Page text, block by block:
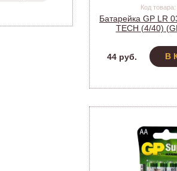
Код
Батарейка GP LR
TECH (4/40)
44 руб. В